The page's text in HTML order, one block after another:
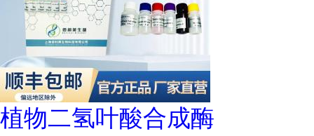
植物二氢叶酸合成酶